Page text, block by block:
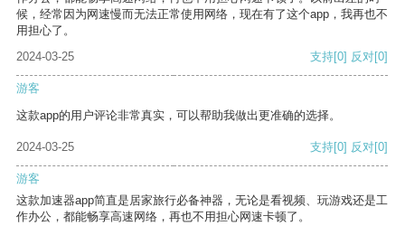
候，经常因为网速慢而无法正常使用网络，现在有了这个app，我再也不
用担心了。
2024-03-25
支持[0] 反对[0]
游客
这款app的用户评论非常真实，可以帮助我做出更准确的选择。
2024-03-25 支持[0] 反对[0]
游客
这款加速器app简直是居家旅行必备神器，无论是看视频、玩游戏还是工
作办公，都能畅享高速网络，再也不用担心网速卡顿了。